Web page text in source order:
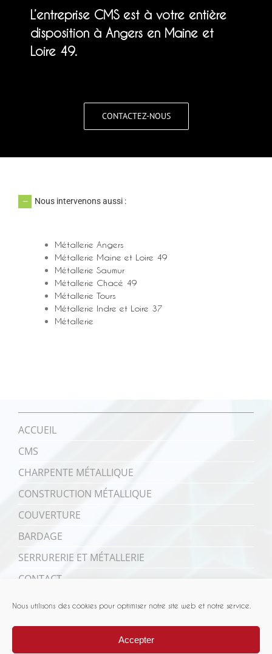
Nous utilisons des cookies pour optimiser notre site web et notre service.
Accepter
L’entreprise CMS est à votre entière
disposition à Angers en Maine et
Loire 49.
CONTACTEZ-NOUS
Nous intervenons aussi :
Métallerie Angers
Métallerie Maine et Loire 49
Métallerie Saumur
Métallerie Chacé 49
Métallerie Tours
Métallerie Indre et Loire 37
Métallerie
ACCUEIL
CMS
CHARPENTE MÉTALLIQUE
CONSTRUCTION MÉTALLIQUE
COUVERTURE
BARDAGE
SERRURERIE ET MÉTALLERIE
CONTACT